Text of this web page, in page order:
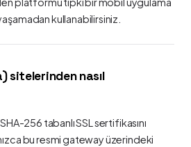
kullanabilirsiniz.
sitelerinden nasıl
256 tabanlı SSL sertifikasını
bu resmi gateway üzerindeki